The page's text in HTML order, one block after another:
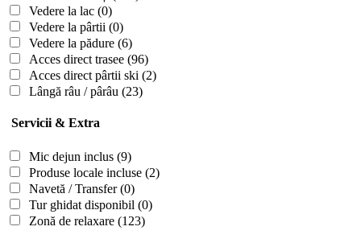
Vedere la lac (0)
Vedere la pârtii (0)
Vedere la pădure (6)
Acces direct trasee (96)
Acces direct pârtii ski (2)
Lângă râu / pârâu (23)
Servicii & Extra
Mic dejun inclus (9)
Produse locale incluse (2)
Navetă / Transfer(0)
Tur ghidat disponibil (0)
Zonă de relaxare (123)